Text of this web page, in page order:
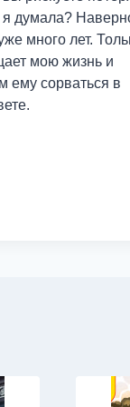
я думала?
много лет.
мою жизнь и
ему сорваться в